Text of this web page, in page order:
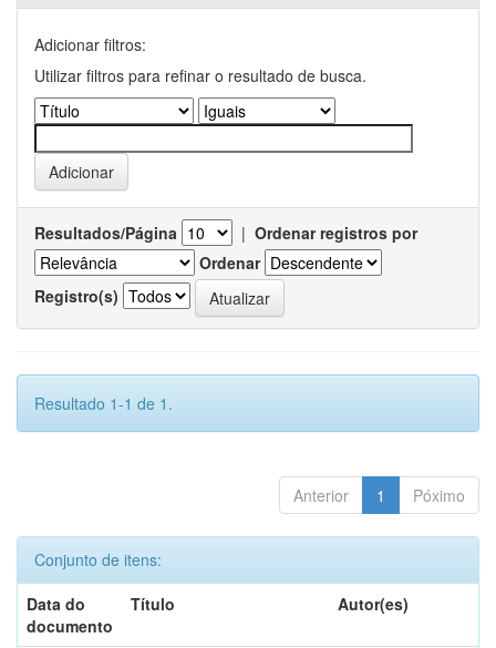
Adicionar filtros:
Utilizar filtros para refinar o resultado de busca.
Resultados/Página | Ordenar registros por
Ordenar
Registro(s)
Resultado 1-1 de 1.
Anterior 1 Póximo
Conjunto de itens:
Data do
documento
Título Autor(es)